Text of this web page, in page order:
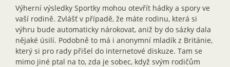
Výherní výsledky Sportky mohou otevřít hádky a spory ve
vaší rodině. Zvlášť v případě, že máte rodinu, která si
výhru bude automaticky nárokovat, aniž by do sázky dala
nějaké úsilí. Podobně to má i anonymní mladík z Británie,
který si pro rady přišel do internetové diskuze. Tam se
mimo jiné ptal na to, zda je sobec, když svým rodičům